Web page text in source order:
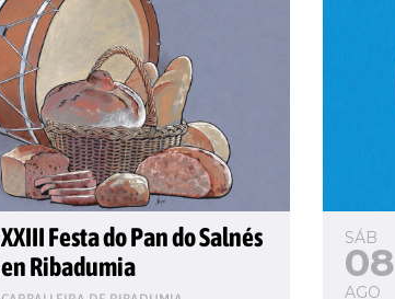
XXIII Festa do Pan do Salnés
en Ribadumia
SÁB
08
AGO